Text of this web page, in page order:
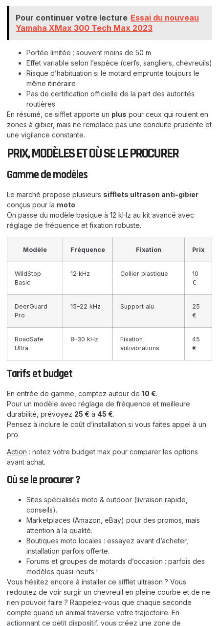
Pour continuer votre lecture Essai du nouveau
Yamaha XMax 300 Tech Max 2023
Portée limitée : souvent moins de 50 m
Effet variable selon l’espèce (cerfs, sangliers, chevreuils)
Risque d’habituation si le motard emprunte toujours le
même itinéraire
Pas de certification officielle de la part des autorités
routières
En résumé, ce sifflet apporte un plus pour ceux qui roulent en
zones à gibier, mais ne remplace pas une conduite prudente et
une vigilance constante.
PRIX, MODÈLES ET OÙ SE LE PROCURER
Gamme demodèles
Le marché propose plusieurs sifflets ultrason anti-gibier
conçus pour la moto.
On passe du modèle basique à 12 kHz au kit avancé avec
réglage de fréquence et fixation robuste.
Modèle Fréquence Fixation Prix
WildStop
Basic
12 kHz Collier plastique
10
€
DeerGuard
Pro
15–22 kHz Support alu
25
€
RoadSafe
Ultra
8–30 kHz
Fixation
antivibrations
45
€
Tarifs et budget
En entrée de gamme, comptez autour de 10 €.
Pour un modèle avec réglage de fréquence et meilleure
durabilité, prévoyez 25 € à 45 €.
Pensez à inclure le coût d’installation si vous faites appel à un
pro.
Action : notez votre budget max pour comparer les options
avant achat.
Où se le procurer ?
Sites spécialisés moto & outdoor (livraison rapide,
conseils).
Marketplaces (Amazon, eBay) pour des promos, mais
attention à la qualité.
Boutiques moto locales : essayez avant d’acheter,
installation parfois offerte.
Forums et groupes de motards d’occasion : parfois des
modèles quasi-neufs !
Vous hésitez encore à installer ce sifflet ultrason ? Vous
redoutez de voir surgir un chevreuil en pleine courbe et de ne
rien pouvoir faire ? Rappelez-vous que chaque seconde
compte quand un animal traverse votre trajectoire. En
actionnant ce petit dispositif, vous créez une zone de